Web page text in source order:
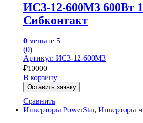
ИС3-12-600M3 600Вт
Сибконтакт
0 меньше 5
(0)
Артикул: ИС3-12-600М3
₽10000
В корзину
Оставить заявку
Сравнить
Инверторы PowerStar, Инверторы